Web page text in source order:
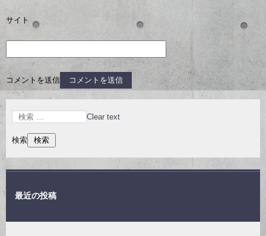
サイト
コメントを送信
Clear text
検索
最近の投稿